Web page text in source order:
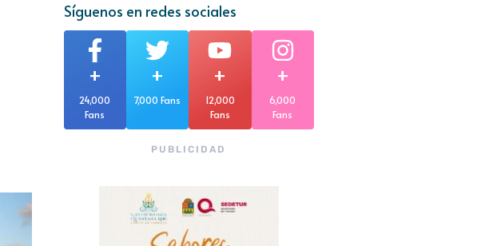
Síguenos en redes sociales
+
24,000
Fans
+
7,000 Fans
+
12,000
Fans
+
6,000
Fans
PUBLICIDAD